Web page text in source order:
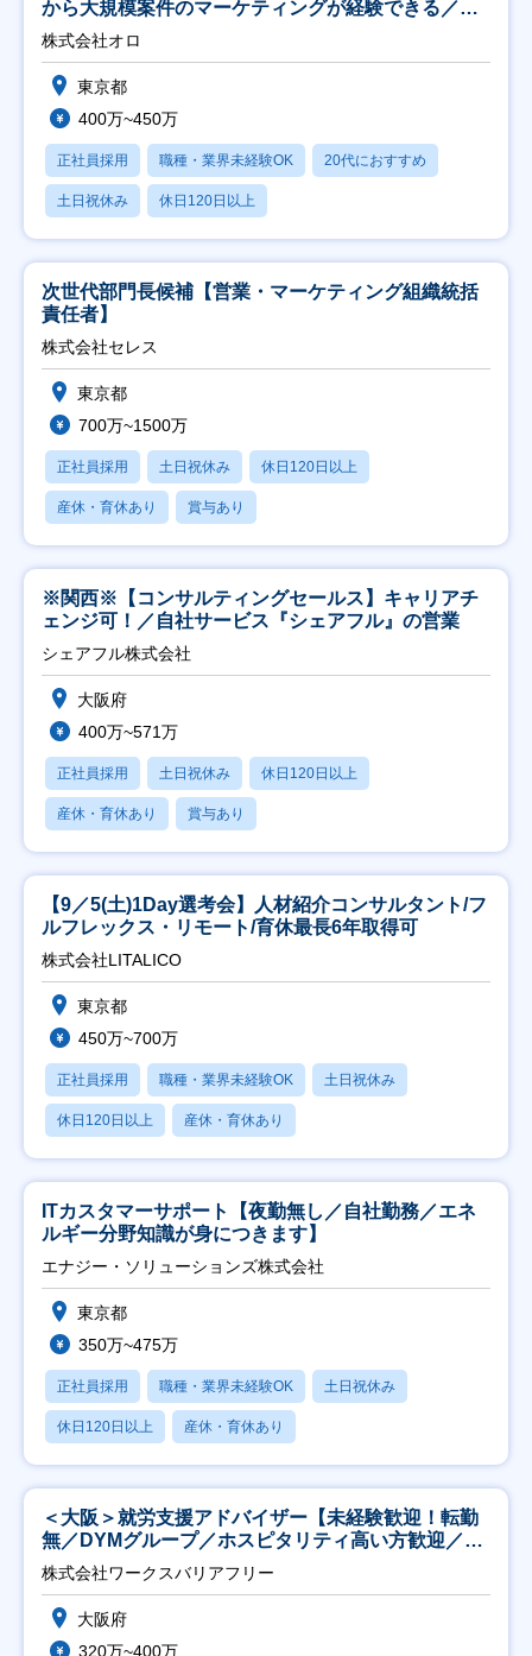
から大規模案件のマーケティングが経験できる／研
修充実】
株式会社オロ
東京都
400万~450万
正社員採用 職種・業界未経験OK 20代におすすめ
土日祝休み 休日120日以上
次世代部門長候補【営業・マーケティング組織統括
責任者】
株式会社セレス
東京都
700万~1500万
正社員採用 土日祝休み 休日120日以上
産休・育休あり 賞与あり
※関西※【コンサルティングセールス】キャリアチ
ェンジ可！／自社サービス『シェアフル』の営業
シェアフル株式会社
大阪府
400万~571万
正社員採用 土日祝休み 休日120日以上
産休・育休あり 賞与あり
【9／5(土)1Day選考会】人材紹介コンサルタント/フ
ルフレックス・リモート/育休最長6年取得可
株式会社LITALICO
東京都
450万~700万
正社員採用 職種・業界未経験OK 土日祝休み
休日120日以上 産休・育休あり
ITカスタマーサポート【夜勤無し／自社勤務／エネ
ルギー分野知識が身につきます】
エナジー・ソリューションズ株式会社
東京都
350万~475万
正社員採用 職種・業界未経験OK 土日祝休み
休日120日以上 産休・育休あり
＜大阪＞就労支援アドバイザー【未経験歓迎！転勤
無／DYMグループ／ホスピタリティ高い方歓迎／土
日祝】
株式会社ワークスバリアフリー
大阪府
320万~400万